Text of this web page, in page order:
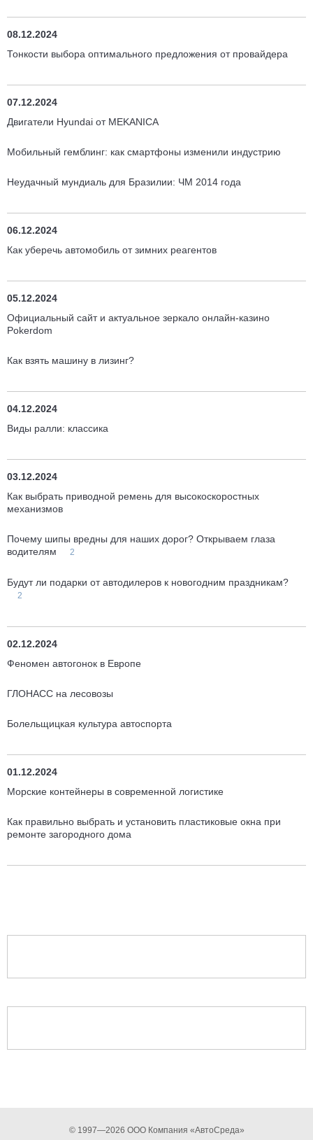
08.12.2024
Тонкости выбора оптимального предложения от провайдера
07.12.2024
Двигатели Hyundai от MEKANICA
Мобильный гемблинг: как смартфоны изменили индустрию
Неудачный мундиаль для Бразилии: ЧМ 2014 года
06.12.2024
Как уберечь автомобиль от зимних реагентов
05.12.2024
Официальный сайт и актуальное зеркало онлайн-казино
Pokerdom
Как взять машину в лизинг?
04.12.2024
Виды ралли: классика
03.12.2024
Как выбрать приводной ремень для высокоскоростных
механизмов
Почему шипы вредны для наших дорог? Открываем глаза
водителям
2
Будут ли подарки от автодилеров к новогодним праздникам?
2
02.12.2024
Феномен автогонок в Европе
ГЛОНАСС на лесовозы
Болельщицкая культура автоспорта
01.12.2024
Морские контейнеры в современной логистике
Как правильно выбрать и установить пластиковые окна при
ремонте загородного дома
© 1997—2026 ООО Компания «АвтоСреда»